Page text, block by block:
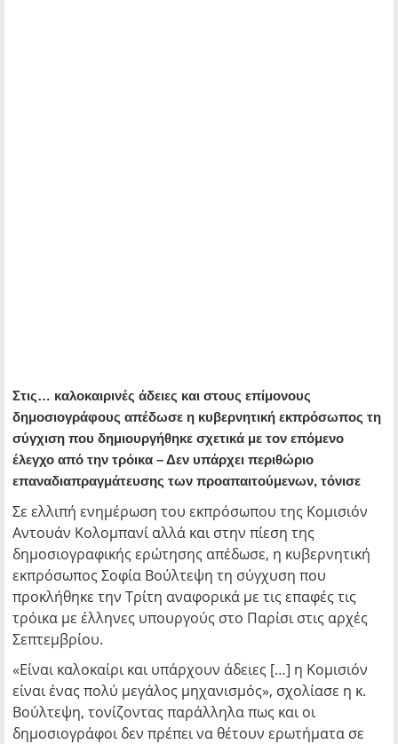
Στις… καλοκαιρινές άδειες και στους επίμονους
δημοσιογράφους απέδωσε η κυβερνητική εκπρόσωπος τη
σύγχιση που δημιουργήθηκε σχετικά με τον επόμενο
έλεγχο από την τρόικα – Δεν υπάρχει περιθώριο
επαναδιαπραγμάτευσης των προαπαιτούμενων, τόνισε
Σε ελλιπή ενημέρωση του εκπρόσωπου της Κομισιόν
Αντουάν Κολομπανί αλλά και στην πίεση της
δημοσιογραφικής ερώτησης απέδωσε, η κυβερνητική
εκπρόσωπος Σοφία Βούλτεψη τη σύγχυση που
προκλήθηκε την Τρίτη αναφορικά με τις επαφές τις
τρόικα με έλληνες υπουργούς στο Παρίσι στις αρχές
Σεπτεμβρίου.
«Είναι καλοκαίρι και υπάρχουν άδειες […] η Κομισιόν
είναι ένας πολύ μεγάλος μηχανισμός», σχολίασε η κ.
Βούλτεψη, τονίζοντας παράλληλα πως και οι
δημοσιογράφοι δεν πρέπει να θέτουν ερωτήματα σε